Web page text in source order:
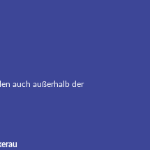
auch außerhalb der